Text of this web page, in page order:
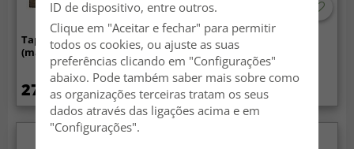
Tapete de lã - Hamilton
(marrom)
27.99 €
Tapete de lã - Hamilton
(verde musgo)
149.99 €
ID de dispositivo, entre outros.
Clique em "Aceitar e fechar" para permitir
todos os cookies, ou ajuste as suas
preferências clicando em "Configurações"
abaixo. Pode também saber mais sobre como
as organizações terceiras tratam os seus
dados através das ligações acima e em
"Configurações".